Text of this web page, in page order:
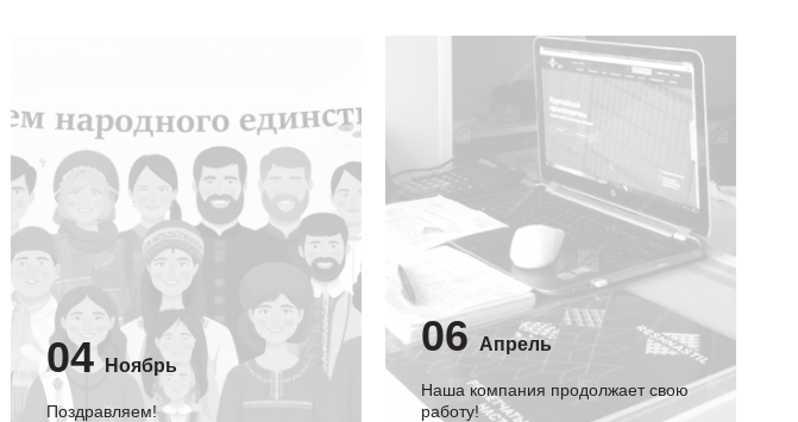
04 Ноябрь
Поздравляем!
06 Апрель
Наша компания продолжает свою
работу!